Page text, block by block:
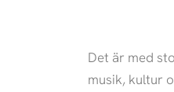
Det är med
musik, kultur